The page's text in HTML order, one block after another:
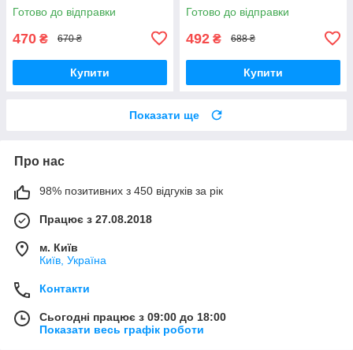
Готово до відправки
470 ₴ 670 ₴
Купити
Готово до відправки
492 ₴ 688 ₴
Купити
Показати ще
Про нас
98% позитивних з 450 відгуків за рік
Працює з 27.08.2018
м. Київ
Київ, Україна
Контакти
Сьогодні працює з 09:00 до 18:00
Показати весь графік роботи